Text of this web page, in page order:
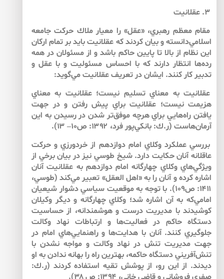
۳. عقلانيت
مقام معظم رهبري، «عقل» را معيار ملاك حركت جامعه
اسلامي‌دانسته و بيان كردند كه عقلانيت بايد بر تمام اركان
اين نظام از بالا تا پايين حاكم باشد و از مسئولان در همه
رده‌ها انتظار دارند كه با احساس مسئوليت و با عقل و
تدبير كار كنند. ايشان در تعريف عقلانيت مي‌گويد:
عقلانيت به معناي تسليم نيست؛ عقلانيت به معناي
هزيمت نيست؛ عقلانيت براي پيش رفتن و در جهت
يافتن راه‌هايي براي هرچه موفق‌تر شدن در رسيدن به اين
آرمان‌هاست (ر.ك: بانكي‌پور فرد، ۱۳۹۲: ص۱۰– ۱۳).
بررسي عملكرد وكلاي امام دوازدهم‌ از خردورزي و حركت
عاقلانه آنان حكايت دارد. شيخ طوسي نيز در بيان برخي از
ويژگي‌هاي وكلاي چهارگانه امام دوازدهم به عقلانيت آنان
اشاره كرده و آنان را به «اهل العقل» تعبير مي‌كند (طوسي،
۱۴۱۱: ص۱۰۹). با توجه به موقعيت سياسي دشوار شيعيان
امامي‌كه به آن اشاره شد؛ وكلاي چهارگانه و ديگر وكيلان
‌كوشيدند با مديريت درست و هوشمندانه، از حساسيت
دستگاه حاكم در فعاليت‌ها و ارتباطات نهاد وكالت
جلوگيري كنند. آنان با هدايت‌ها و راهنمايي‌هاي امام در
جهت مديريت تنش در نهاد وكالت و مواجه نشدن با
تنش‌آفريني دستگاه حاكمه، بهترين راه را بهانه ندادن به او
ديدند. از اين رو، از پوشش تقيه استفاده كردند (ر.ك: